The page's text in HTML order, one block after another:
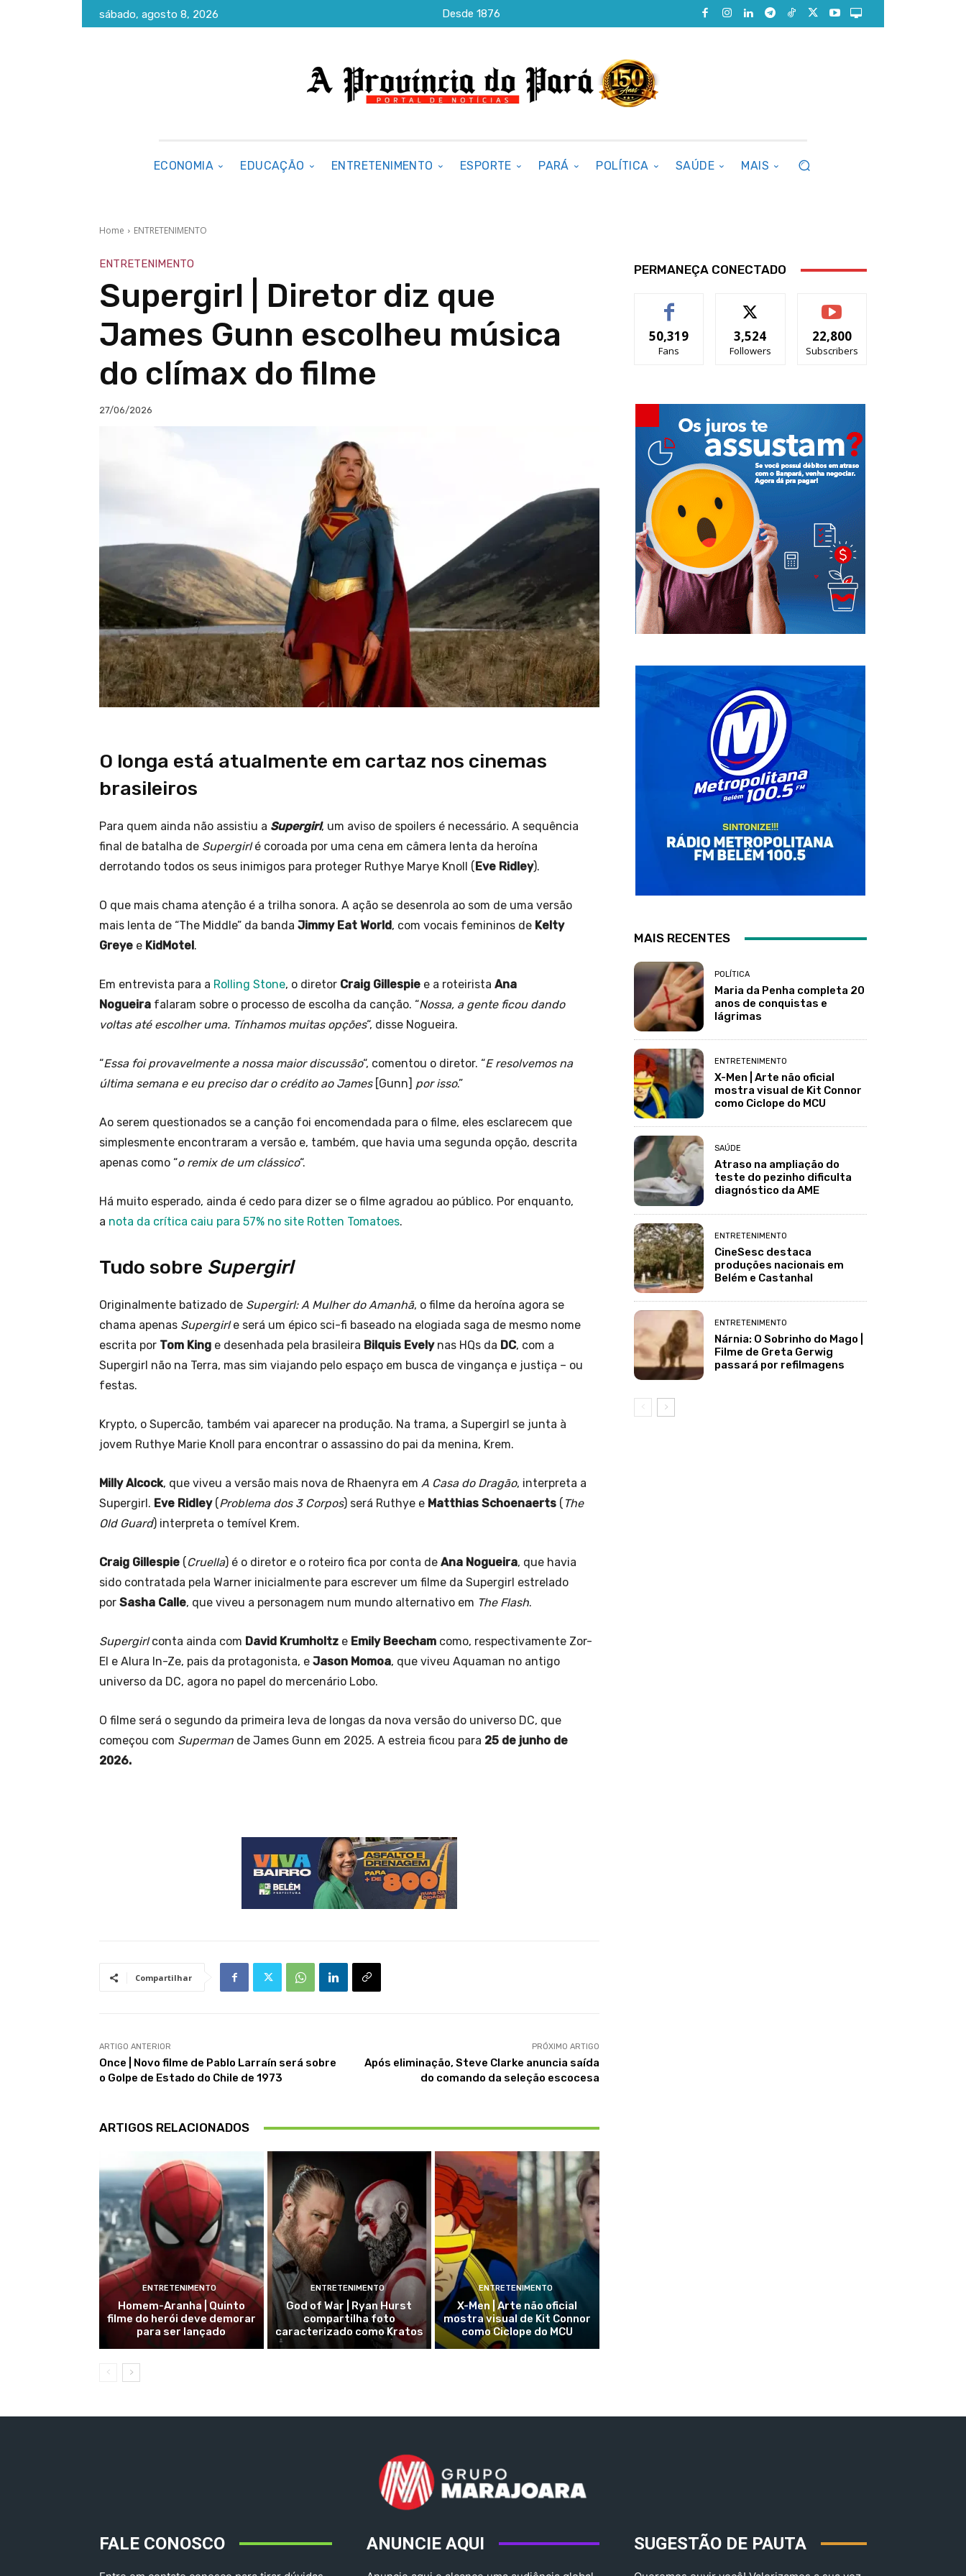
sábado, agosto 8, 2026 Desde 1876
ECONOMIA EDUCAÇÃO ENTRETENIMENTO ESPORTE PARÁ POLÍTICA SAÚDE MAIS
Home ENTRETENIMENTO
ENTRETENIMENTO
Supergirl | Diretor diz que
James Gunn escolheu música
do clímax do filme
27/06/2026
O longa está atualmente em cartaz nos cinemas
brasileiros
Para quem ainda não assistiu a Supergirl, um aviso de spoilers é necessário. A sequência
final de batalha de Supergirlé coroada por uma cena em câmera lenta da heroína
derrotando todos os seus inimigos para proteger Ruthye Marye Knoll (Eve Ridley).
O que mais chama atenção é a trilha sonora. A ação se desenrola ao som de uma versão
mais lenta de “The Middle” da banda Jimmy Eat World, com vocais femininos de Kelty
Greye e KidMotel.
Em entrevista para a Rolling Stone, o diretor Craig Gillespie e a roteirista Ana
Nogueira falaram sobre o processo de escolha da canção. “Nossa, a gente ficou dando
voltas até escolher uma. Tínhamos muitas opções“, disse Nogueira.
“Essa foi provavelmente a nossa maior discussão“, comentou o diretor. “E resolvemos na
última semana e eu preciso dar o crédito ao James [Gunn] por isso.”
Ao serem questionados se a canção foi encomendada para o filme, eles esclarecem que
simplesmente encontraram a versão e, também, que havia uma segunda opção, descrita
apenas como “o remix de um clássico“.
Há muito esperado, ainda é cedo para dizer se o filme agradou ao público. Por enquanto,
a nota da crítica caiu para 57% no site Rotten Tomatoes.
Tudo sobre Supergirl
Originalmente batizado de Supergirl: A Mulher do Amanhã, o filme da heroína agora se
chama apenas Supergirle será um épico sci-fi baseado na elogiada saga de mesmo nome
escrita por Tom King e desenhada pela brasileira Bilquis Evelynas HQs da DC, com a
Supergirl não na Terra, mas sim viajando pelo espaço em busca de vingança e justiça – ou
festas.
Krypto, o Supercão, também vai aparecer na produção. Na trama, a Supergirl se junta à
jovem Ruthye Marie Knoll para encontrar o assassino do pai da menina, Krem.
Milly Alcock, que viveu a versão mais nova de Rhaenyra em A Casa do Dragão, interpreta a
Supergirl. Eve Ridley (Problema dos 3 Corpos) será Ruthye e Matthias Schoenaerts ( The
Old Guard) interpreta o temível Krem.
Craig Gillespie (Cruella) é o diretor e o roteiro fica por conta de Ana Nogueira, que havia
sido contratada pela Warner inicialmente para escrever um filme da Supergirl estrelado
por Sasha Calle, que viveu a personagem num mundo alternativo em The Flash.
Supergirlconta ainda com David Krumholtz e Emily Beecham como, respectivamente Zor-
El e Alura In-Ze, pais da protagonista, e Jason Momoa, que viveu Aquaman no antigo
universo da DC, agora no papel do mercenário Lobo.
O filme será o segundo da primeira leva de longas da nova versão do universo DC, que
começou com Superman de James Gunn em 2025. A estreia ficou para 25 de junho de
2026.
Compartilhar
ARTIGO ANTERIOR
Once | Novo filme de Pablo Larraín será sobre
o Golpe de Estado do Chile de 1973
PRÓXIMO ARTIGO
Após eliminação, Steve Clarke anuncia saída
do comando da seleção escocesa
ARTIGOS RELACIONADOS
ENTRETENIMENTO
Homem-Aranha | Quinto
filme do herói deve demorar
para ser lançado
ENTRETENIMENTO
God of War | Ryan Hurst
compartilha foto
caracterizado como Kratos
ENTRETENIMENTO
X-Men | Arte não oficial
mostra visual de Kit Connor
como Ciclope do MCU
PERMANEÇA CONECTADO
50,319
Fans
3,524
Followers
22,800
Subscribers
MAIS RECENTES
POLÍTICA
Maria da Penha completa 20
anos de conquistas e
lágrimas
ENTRETENIMENTO
X-Men | Arte não oficial
mostra visual de Kit Connor
como Ciclope do MCU
SAÚDE
Atraso na ampliação do
teste do pezinho dificulta
diagnóstico da AME
ENTRETENIMENTO
CineSesc destaca
produções nacionais em
Belém e Castanhal
ENTRETENIMENTO
Nárnia: O Sobrinho do Mago |
Filme de Greta Gerwig
passará por refilmagens
FALE CONOSCO ANUNCIE AQUI SUGESTÃO DE PAUTA